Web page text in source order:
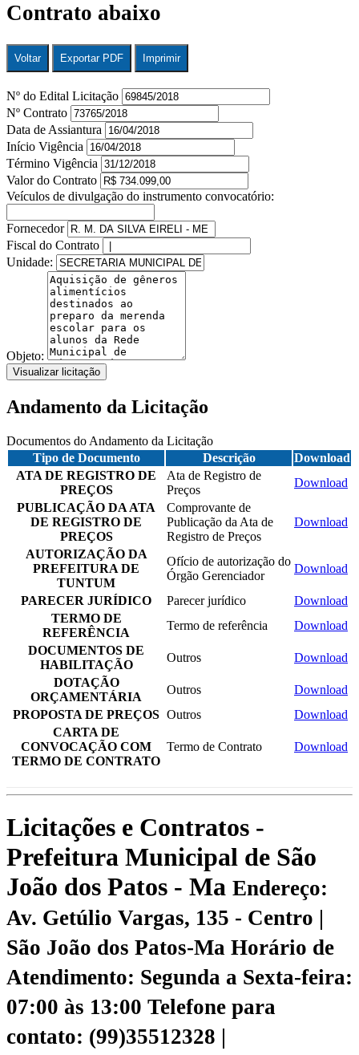
Contrato abaixo
Voltar Exportar PDF Imprimir
Nº do Edital Licitação
Nº Contrato
Data de Assiantura
Início Vigência
Término Vigência
Valor do Contrato
Veículos de divulgação do instrumento convocatório:
Fornecedor
Fiscal do Contrato
Unidade:
Objeto:
Visualizar licitação
Andamento da Licitação
Documentos do Andamento da Licitação
Tipo de Documento
Descrição
Download
ATA DE REGISTRO DE
PREÇOS
Ata de Registro de
Preços
Download
PUBLICAÇÃO DA ATA
DE REGISTRO DE
PREÇOS
Comprovante de
Publicação da Ata de
Registro de Preços
Download
AUTORIZAÇÃO DA
PREFEITURA DE
TUNTUM
Ofício de autorização do
Órgão Gerenciador
Download
PARECER JURÍDICO Parecer jurídico
Download
TERMO DE
REFERÊNCIA
Termo de referência
Download
DOCUMENTOS DE
HABILITAÇÃO
Outros
Download
DOTAÇÃO
ORÇAMENTÁRIA
Outros
Download
PROPOSTA DE PREÇOS Outros
Download
CARTA DE
CONVOCAÇÃO COM
TERMO DE CONTRATO
Termo de Contrato Download
Licitações e Contratos -
Prefeitura Municipal de São
João dos Patos - Ma Endereço:
Av. Getúlio Vargas, 135 - Centro |
São João dos Patos-Ma Horário de
Atendimento: Segunda a Sexta-feira:
07:00 às 13:00 Telefone para
contato: (99)35512328 |